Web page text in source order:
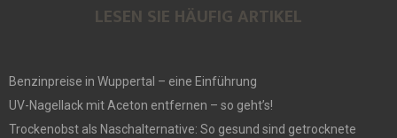
LESEN SIE HÄUFIG ARTIKEL
Benzinpreise in Wuppertal – eine Einführung
UV-Nagellack mit Aceton entfernen – so geht’s!
Trockenobst als Naschalternative: So gesund sind getrocknete